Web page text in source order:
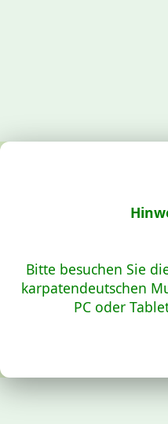
Bitte besuchen Sie
karpatendeutschen
PC oder